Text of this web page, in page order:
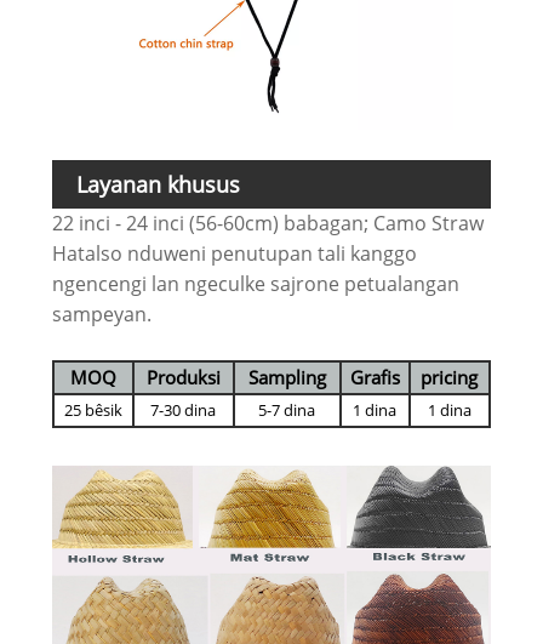
Layanan khusus
22 inci - 24 inci (56-60cm) babagan; Camo Straw
Hatalso nduweni penutupan tali kanggo
ngencengi lan ngeculke sajrone petualangan
sampeyan.
MOQ Produksi Sampling Grafis pricing
25 bêsik 7-30 dina 5-7 dina 1 dina 1 dina